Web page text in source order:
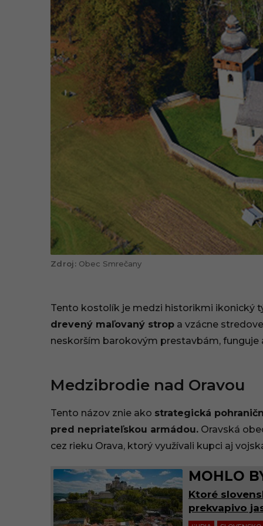
Obec Smrečany
Tento kostolík je medzi historikmi ikonický
drevený maľovaný strop a vzácne
neskorším barokovým prestavbám,
Medzibrodie nad Oravou
Tento názov znie ako strategická
pred nepriateľskou armádou. Oravská
cez rieku Orava, ktorý využívali kupci aj
MOHLO
Ktoré
prekvapivo